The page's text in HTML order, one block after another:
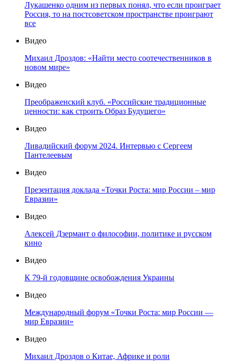
Лукашенко одним из первых понял, что если проиграет
Россия, то на постсоветском пространстве проиграют
все
Видео
Михаил Дроздов: «Найти место соотечественников в
новом мире»
Видео
Преображенский клуб. «Российские традиционные
ценности: как строить Образ Будущего»
Видео
Ливадийский форум 2024. Интервью с Сергеем
Пантелеевым
Видео
Презентация доклада «Точки Роста: мир России – мир
Евразии»
Видео
Алексей Дзермант о философии, политике и русском
кино
Видео
К 79-й годовщине освобождения Украины
Видео
Международный форум «Точки Роста: мир России —
мир Евразии»
Видео
Михаил Дроздов о Китае, Африке и роли